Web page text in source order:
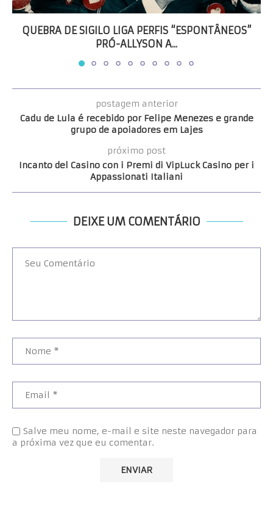
QUEBRA DE SIGILO LIGA PERFIS “ESPONTÂNEOS”
PRÓ-ALLYSON A...
postagem anterior
Cadu de Lula é recebido por Felipe Menezes e grande
grupo de apoiadores em Lajes
próximo post
Incanto del Casino con i Premi di VipLuck Casino per i
Appassionati Italiani
DEIXE UM COMENTÁRIO
Salve meu nome, e-mail e site neste navegador para
a próxima vez que eu comentar.